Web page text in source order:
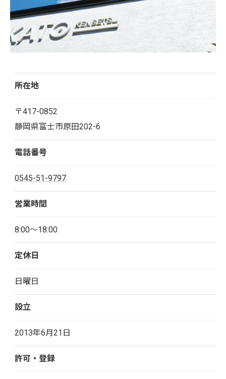
電話番号
0545-51-9797
所在地
〒417-0852
静岡県富士市原田202-6
営業時間
8:00～18:00
定休日
日曜日
設立
2013年6月21日
許可・登録